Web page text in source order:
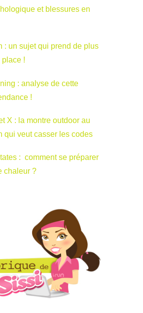
et blessures en
: un sujet qui prend de plus
!
: analyse de cette
!
X : la montre outdoor au
qui veut casser les codes
: comment se préparer
chaleur ?